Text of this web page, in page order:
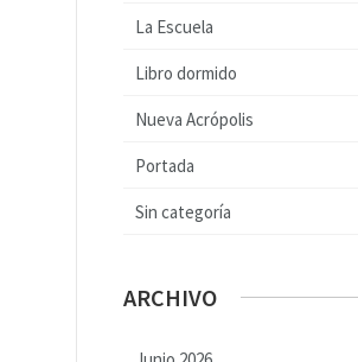
La Escuela
Libro dormido
Nueva Acrópolis
Portada
Sin categoría
ARCHIVO